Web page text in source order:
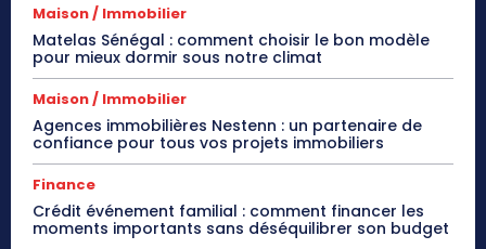
Maison / Immobilier
Matelas Sénégal : comment choisir le bon modèle
pour mieux dormir sous notre climat
Maison / Immobilier
Agences immobilières Nestenn : un partenaire de
confiance pour tous vos projets immobiliers
Finance
Crédit événement familial : comment financer les
moments importants sans déséquilibrer son budget